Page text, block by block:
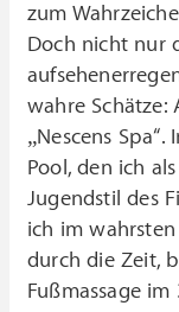
zum
Doch nicht nur
wahre Schätze:
„Nescens
Pool, den ich
Jugendstil des
ich im wahrsten
durch die Zeit,
Fußmassage im